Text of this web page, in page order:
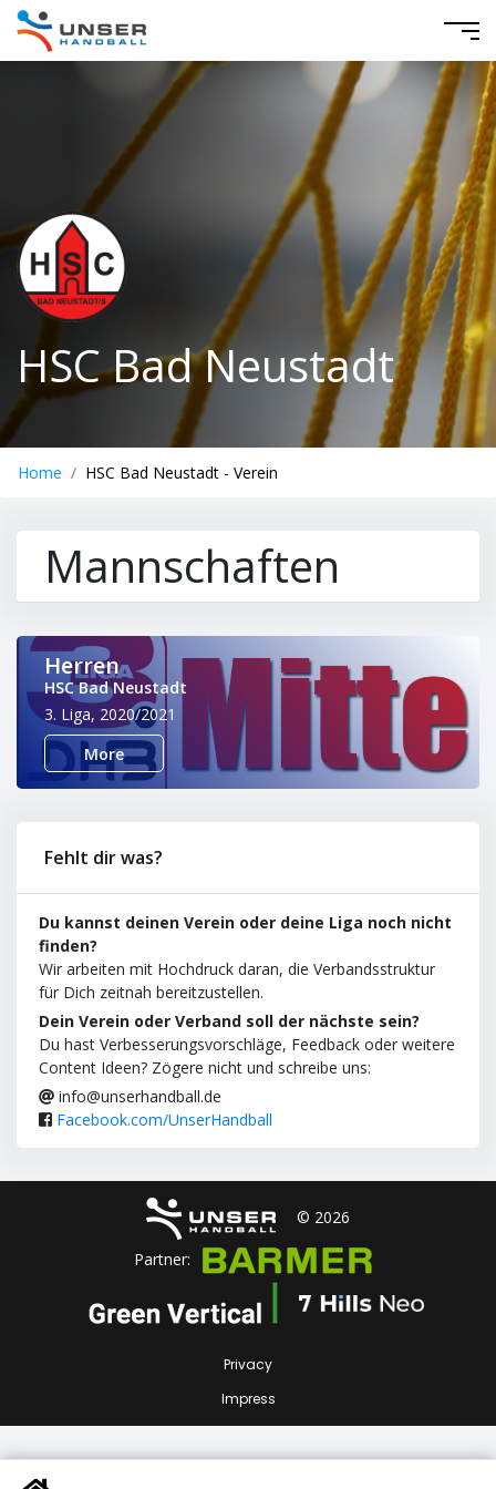
HSC Bad Neustadt
Home HSC Bad Neustadt - Verein
Mannschaften
Herren
HSC Bad Neustadt
3. Liga, 2020/2021
More
Fehlt dir was?
Du kannst deinen Verein oder deine Liga noch nicht
finden?
Wir arbeiten mit Hochdruck daran, die Verbandsstruktur
für Dich zeitnah bereitzustellen.
Dein Verein oder Verband soll der nächste sein?
Du hast Verbesserungsvorschläge, Feedback oder weitere
Content Ideen? Zögere nicht und schreibe uns:
info@unserhandball.de
Facebook.com/UnserHandball
© 2026
Partner:
Privacy
Impress